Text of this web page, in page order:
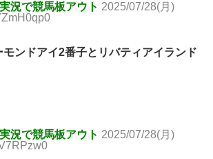
況で競馬板アウト 2025/07/28(月)
ンドアイ2番子とリバティアイランド
況で競馬板アウト 2025/07/28(月)